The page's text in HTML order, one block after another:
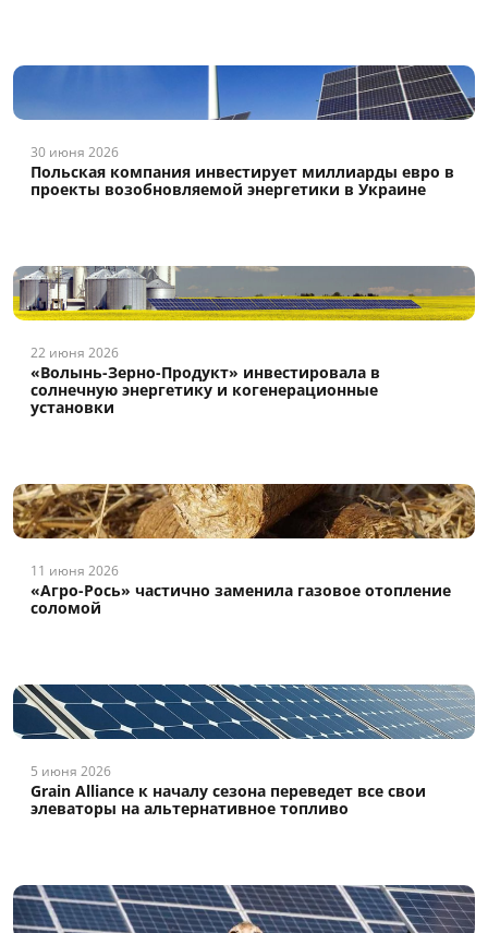
30 июня 2026
Польская компания инвестирует миллиарды евро в
проекты возобновляемой энергетики в Украине
22 июня 2026
«Волынь-Зерно-Продукт» инвестировала в
солнечную энергетику и когенерационные
установки
11 июня 2026
«Агро-Рось» частично заменила газовое отопление
соломой
5 июня 2026
Grain Alliance к началу сезона переведет все свои
элеваторы на альтернативное топливо